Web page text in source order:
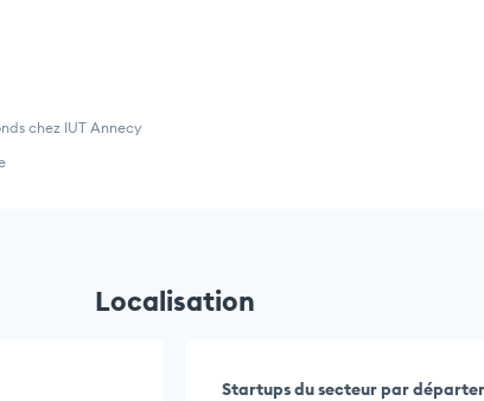
chez IUT Annecy
Localisation
Startups du secteur par